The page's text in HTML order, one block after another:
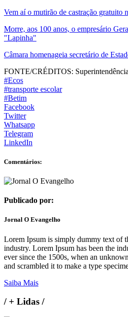
Vem aí o mutirão de castração gratuito
Morre, aos 100 anos, o empresário
"Lapinha"
Câmara homenageia secretário de
FONTE/CRÉDITOS:
#Ecos
#transporte escolar
#Betim
Facebook
Twitter
Whatsapp
Telegram
LinkedIn
Comentários:
Publicado por:
Jornal O Evangelho
Lorem Ipsum is simply dummy text of
industry. Lorem Ipsum has been the
ever since the 1500s, when an
and scrambled it to make a type
Saiba Mais
/+ Lidas /